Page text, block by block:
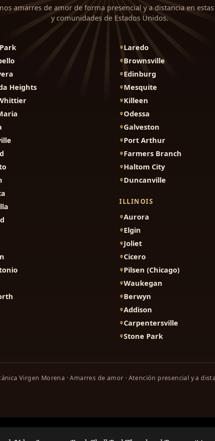
amarres de amor de forma presencial y a distancia en
y comunidades de Estados Unidos.
Heights
Laredo
Brownsville
Edinburg
Mesquite
Killeen
Odessa
Galveston
Port Arthur
Farmers Branch
Haltom City
Duncanville
ILLINOIS
Aurora
Elgin
Joliet
Cicero
Pilsen (Chicago)
Waukegan
Berwyn
Addison
Carpentersville
Stone Park
Virgen Morena · Amarres de amor · Atención presencial y a